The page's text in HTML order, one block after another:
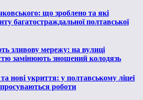
що зроблено та які
багатостраждальної полтавської
зливову мережу: на вулиці
замінюють зношений колодязь
нові укриття: у полтавському ліцеї
роботи